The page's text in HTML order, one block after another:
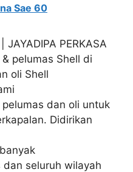
Sae 60
PERKASA
pelumas Shell di
oli Shell
dan oli untuk
Didirikan
seluruh wilayah